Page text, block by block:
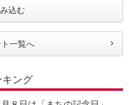
込む
一覧へ
ング